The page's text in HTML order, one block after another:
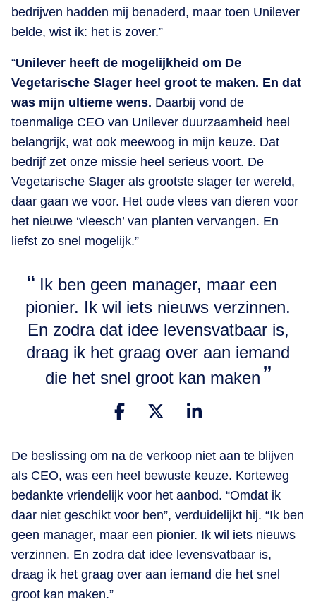
bedrijven hadden mij benaderd, maar toen Unilever
belde, wist ik: het is zover.”
“Unilever heeft de mogelijkheid om De
Vegetarische Slager heel groot te maken. En dat
was mijn ultieme wens. Daarbij vond de
toenmalige CEO van Unilever duurzaamheid heel
belangrijk, wat ook meewoog in mijn keuze. Dat
bedrijf zet onze missie heel serieus voort. De
Vegetarische Slager als grootste slager ter wereld,
daar gaan we voor. Het oude vlees van dieren voor
het nieuwe ‘vleesch’ van planten vervangen. En
liefst zo snel mogelijk.”
Ik ben geen manager, maar een
pionier. Ik wil iets nieuws verzinnen.
En zodra dat idee levensvatbaar is,
draag ik het graag over aan iemand
die het snel groot kan maken
De beslissing om na de verkoop niet aan te blijven
als CEO, was een heel bewuste keuze. Korteweg
bedankte vriendelijk voor het aanbod. “Omdat ik
daar niet geschikt voor ben”, verduidelijkt hij. “Ik ben
geen manager, maar een pionier. Ik wil iets nieuws
verzinnen. En zodra dat idee levensvatbaar is,
draag ik het graag over aan iemand die het snel
groot kan maken.”